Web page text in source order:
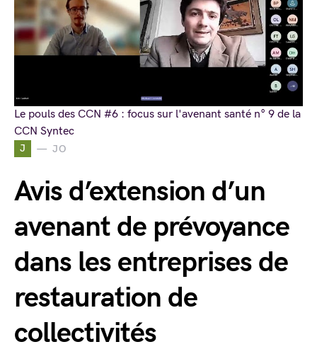
J JO
Avis d’extension d’un
avenant de prévoyance
dans les entreprises de
restauration de
collectivités
Le pouls des CCN #6 : focus sur l'avenant santé n° 9 de la
CCN Syntec